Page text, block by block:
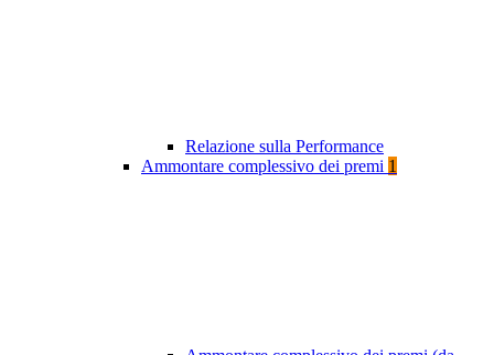
Relazione sulla Performance
Ammontare complessivo dei premi 1